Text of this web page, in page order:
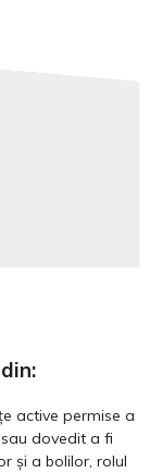
active permise a
dovedit a fi
şi a bolilor, rolul